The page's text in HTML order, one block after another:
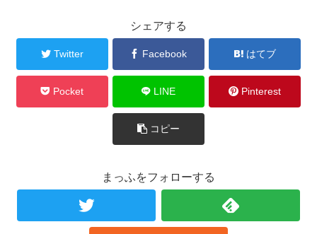
シェアする
Twitter Facebook はてブ
Pocket LINE Pinterest
コピー
まっふをフォローする